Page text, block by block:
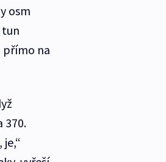
osm
přímo na
370.